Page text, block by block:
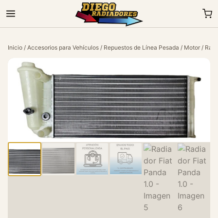
Inicio / Accesorios para Vehículos / Repuestos de Línea Pesada / Motor /